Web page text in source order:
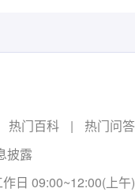
热门百科 |
热门问答
披露
日 09:00~12:00(上午)